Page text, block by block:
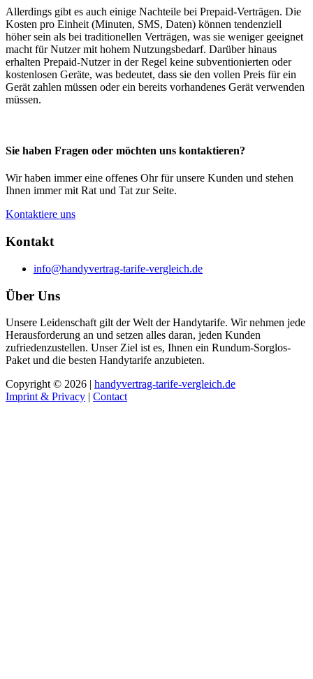
Allerdings gibt es auch einige Nachteile bei Prepaid-Verträgen. Die
Kosten pro Einheit (Minuten, SMS, Daten) können tendenziell
höher sein als bei traditionellen Verträgen, was sie weniger geeignet
macht für Nutzer mit hohem Nutzungsbedarf. Darüber hinaus
erhalten Prepaid-Nutzer in der Regel keine subventionierten oder
kostenlosen Geräte, was bedeutet, dass sie den vollen Preis für ein
Gerät zahlen müssen oder ein bereits vorhandenes Gerät verwenden
müssen.
Sie haben Fragen oder möchten uns kontaktieren?
Wir haben immer eine offenes Ohr für unsere Kunden und stehen
Ihnen immer mit Rat und Tat zur Seite.
Kontaktiere uns
Kontakt
info@handyvertrag-tarife-vergleich.de
Über Uns
Unsere Leidenschaft gilt der Welt der Handytarife. Wir nehmen jede
Herausforderung an und setzen alles daran, jeden Kunden
zufriedenzustellen. Unser Ziel ist es, Ihnen ein Rundum-Sorglos-
Paket und die besten Handytarife anzubieten.
Copyright © 2026 | handyvertrag-tarife-vergleich.de
Imprint & Privacy | Contact